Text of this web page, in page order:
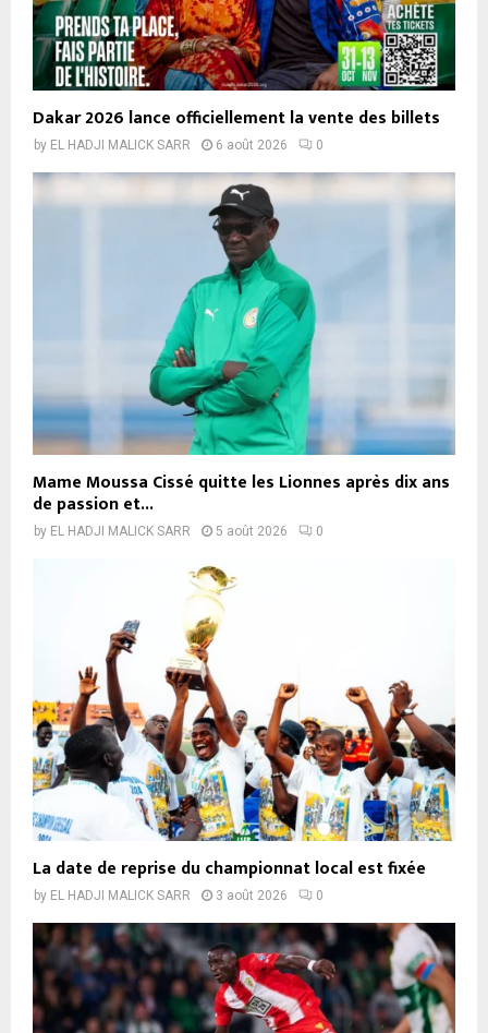
Dakar 2026 lance officiellement la vente des billets
by EL HADJI MALICK SARR 6 août 2026 0
Mame Moussa Cissé quitte les Lionnes après dix ans
de passion et...
by EL HADJI MALICK SARR 5 août 2026 0
La date de reprise du championnat local est fixée
by EL HADJI MALICK SARR 3 août 2026 0